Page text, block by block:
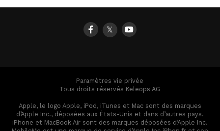
𝕏
Paramètres vie privée
Tous droits réservés Keleops AG
Apple, le logo Apple, iPod, iTunes et Mac sont des marques
d’Apple Inc., déposées aux États-Unis et dans d’autres pays.
iPhone et MacBook Air sont des marques déposées d’Apple Inc.